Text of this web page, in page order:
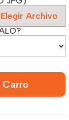
Elegir Archivo